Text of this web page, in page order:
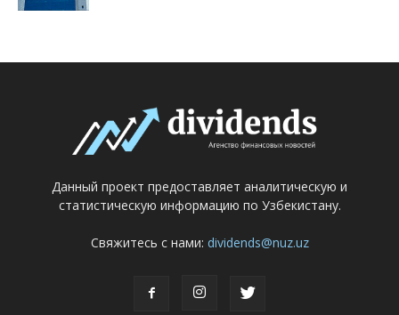
Данный проект предоставляет аналитическую и
статистическую информацию по Узбекистану.
Свяжитесь с нами: dividends@nuz.uz